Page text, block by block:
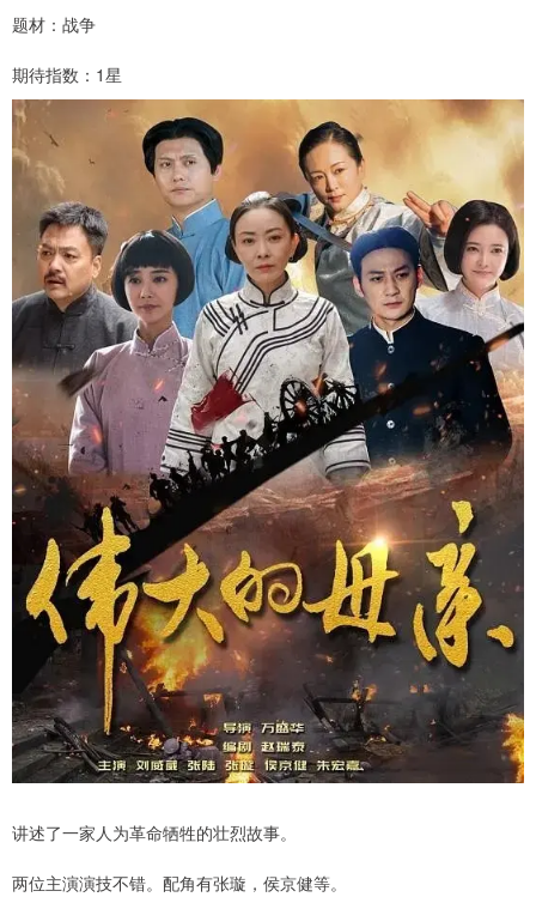
题材：战争
期待指数：1星
讲述了一家人为革命牺牲的壮烈故事。
两位主演演技不错。配角有张璇，侯京健等。